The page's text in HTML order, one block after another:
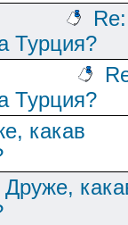
Re:
Турция?
Турция?
какав
Друже,